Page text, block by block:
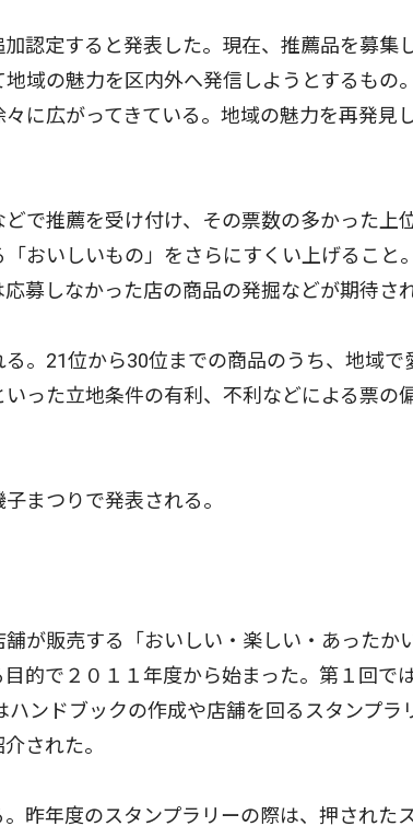
認定すると発表した。現在、推薦品を募集
域の魅力を区内外へ発信しようとするもの
に広がってきている。地域の魅力を再発見
で推薦を受け付け、その票数の多かった上
おいしいもの」をさらにすくい上げること
募しなかった店の商品の発掘などが期待され
。21位から30位までの商品のうち、地域で
った立地条件の有利、不利などによる票の
まつりで発表される。
が販売する「おいしい・楽しい・あったか
的で２０１１年度から始まった。第１回で
ンドブックの作成や店舗を回るスタンプラ
された。
昨年度のスタンプラリーの際は、押された